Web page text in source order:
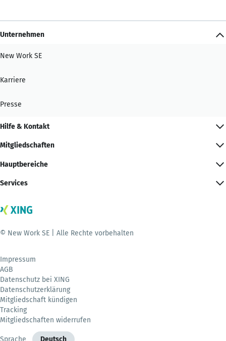
Unternehmen
New Work SE
Karriere
Presse
Hilfe & Kontakt
Mitgliedschaften
Hauptbereiche
Services
© New Work SE | Alle Rechte vorbehalten
Impressum
AGB
Datenschutz bei XING
Datenschutzerklärung
Mitgliedschaft kündigen
Tracking
Mitgliedschaften widerrufen
Sprache Deutsch